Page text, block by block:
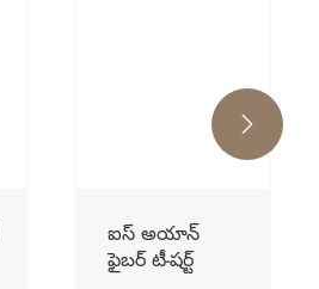
ఐస్ అయాన్
ఫైబర్ టీ-షర్ట్
